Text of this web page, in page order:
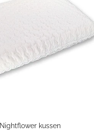
Nightflower kussen